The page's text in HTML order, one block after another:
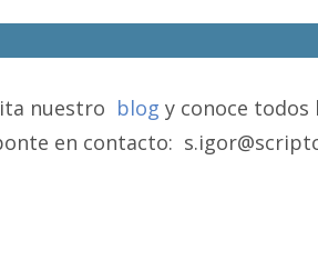
nuestro blog y conoce todos
en contacto: